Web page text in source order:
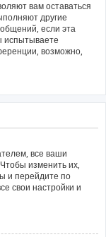
вам оставаться
другие
если эта
испытываете
возможно,
все ваши
изменить их,
и перейдите по
свои настройки и